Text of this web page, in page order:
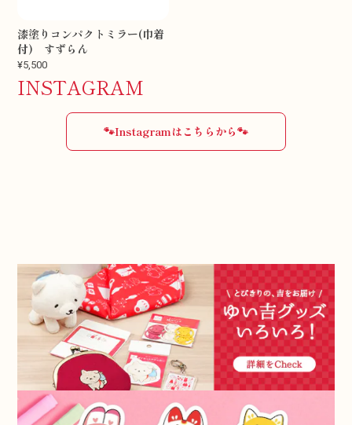
漆塗りコンパクトミラー(巾着
付) すずらん
¥5,500
INSTAGRAM
🐾Instagramはこちらから🐾